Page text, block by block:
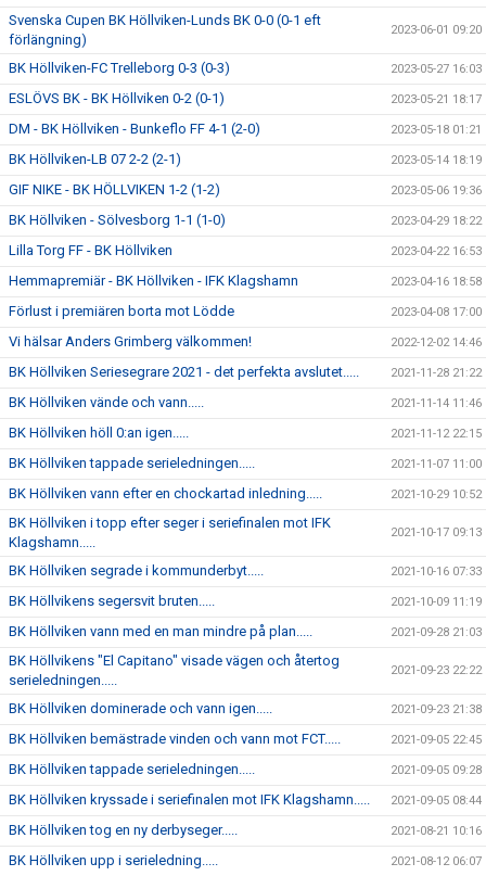
Svenska Cupen BK Höllviken-Lunds BK 0-0 (0-1 eft
förlängning)
2023-06-01 09:20
BK Höllviken-FC Trelleborg 0-3 (0-3) 2023-05-27 16:03
ESLÖVS BK - BK Höllviken 0-2 (0-1) 2023-05-21 18:17
DM - BK Höllviken - Bunkeflo FF 4-1 (2-0) 2023-05-18 01:21
BK Höllviken-LB 07 2-2 (2-1) 2023-05-14 18:19
GIF NIKE - BK HÖLLVIKEN 1-2 (1-2) 2023-05-06 19:36
BK Höllviken - Sölvesborg 1-1 (1-0) 2023-04-29 18:22
Lilla Torg FF - BK Höllviken 2023-04-22 16:53
Hemmapremiär - BK Höllviken - IFK Klagshamn 2023-04-16 18:58
Förlust i premiären borta mot Lödde 2023-04-08 17:00
Vi hälsar Anders Grimberg välkommen! 2022-12-02 14:46
BK Höllviken Seriesegrare 2021 - det perfekta avslutet..... 2021-11-28 21:22
BK Höllviken vände och vann..... 2021-11-14 11:46
BK Höllviken höll 0:an igen..... 2021-11-12 22:15
BK Höllviken tappade serieledningen..... 2021-11-07 11:00
BK Höllviken vann efter en chockartad inledning..... 2021-10-29 10:52
BK Höllviken i topp efter seger i seriefinalen mot IFK
Klagshamn.....
2021-10-17 09:13
BK Höllviken segrade i kommunderbyt..... 2021-10-16 07:33
BK Höllvikens segersvit bruten..... 2021-10-09 11:19
BK Höllviken vann med en man mindre på plan..... 2021-09-28 21:03
BK Höllvikens "El Capitano" visade vägen och återtog
serieledningen.....
2021-09-23 22:22
BK Höllviken dominerade och vann igen..... 2021-09-23 21:38
BK Höllviken bemästrade vinden och vann mot FCT..... 2021-09-05 22:45
BK Höllviken tappade serieledningen..... 2021-09-05 09:28
BK Höllviken kryssade i seriefinalen mot IFK Klagshamn..... 2021-09-05 08:44
BK Höllviken tog en ny derbyseger..... 2021-08-21 10:16
BK Höllviken upp i serieledning..... 2021-08-12 06:07